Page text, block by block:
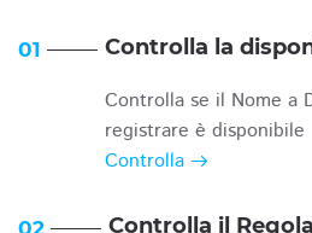
01 Controlla la
Controlla se il Nome a
registrare è disponibile
Controlla
02 Controlla il